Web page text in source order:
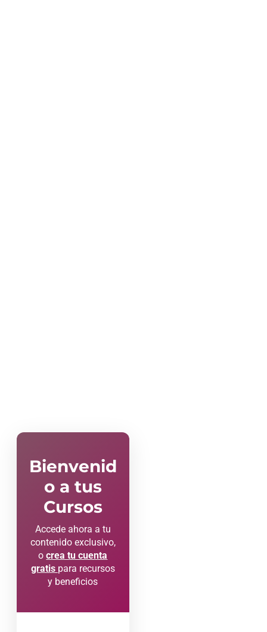
Bienvenid
o a tus
Cursos
Accede ahora a tu
contenido exclusivo,
ocrea tu cuenta
gratis para recursos
y beneficios